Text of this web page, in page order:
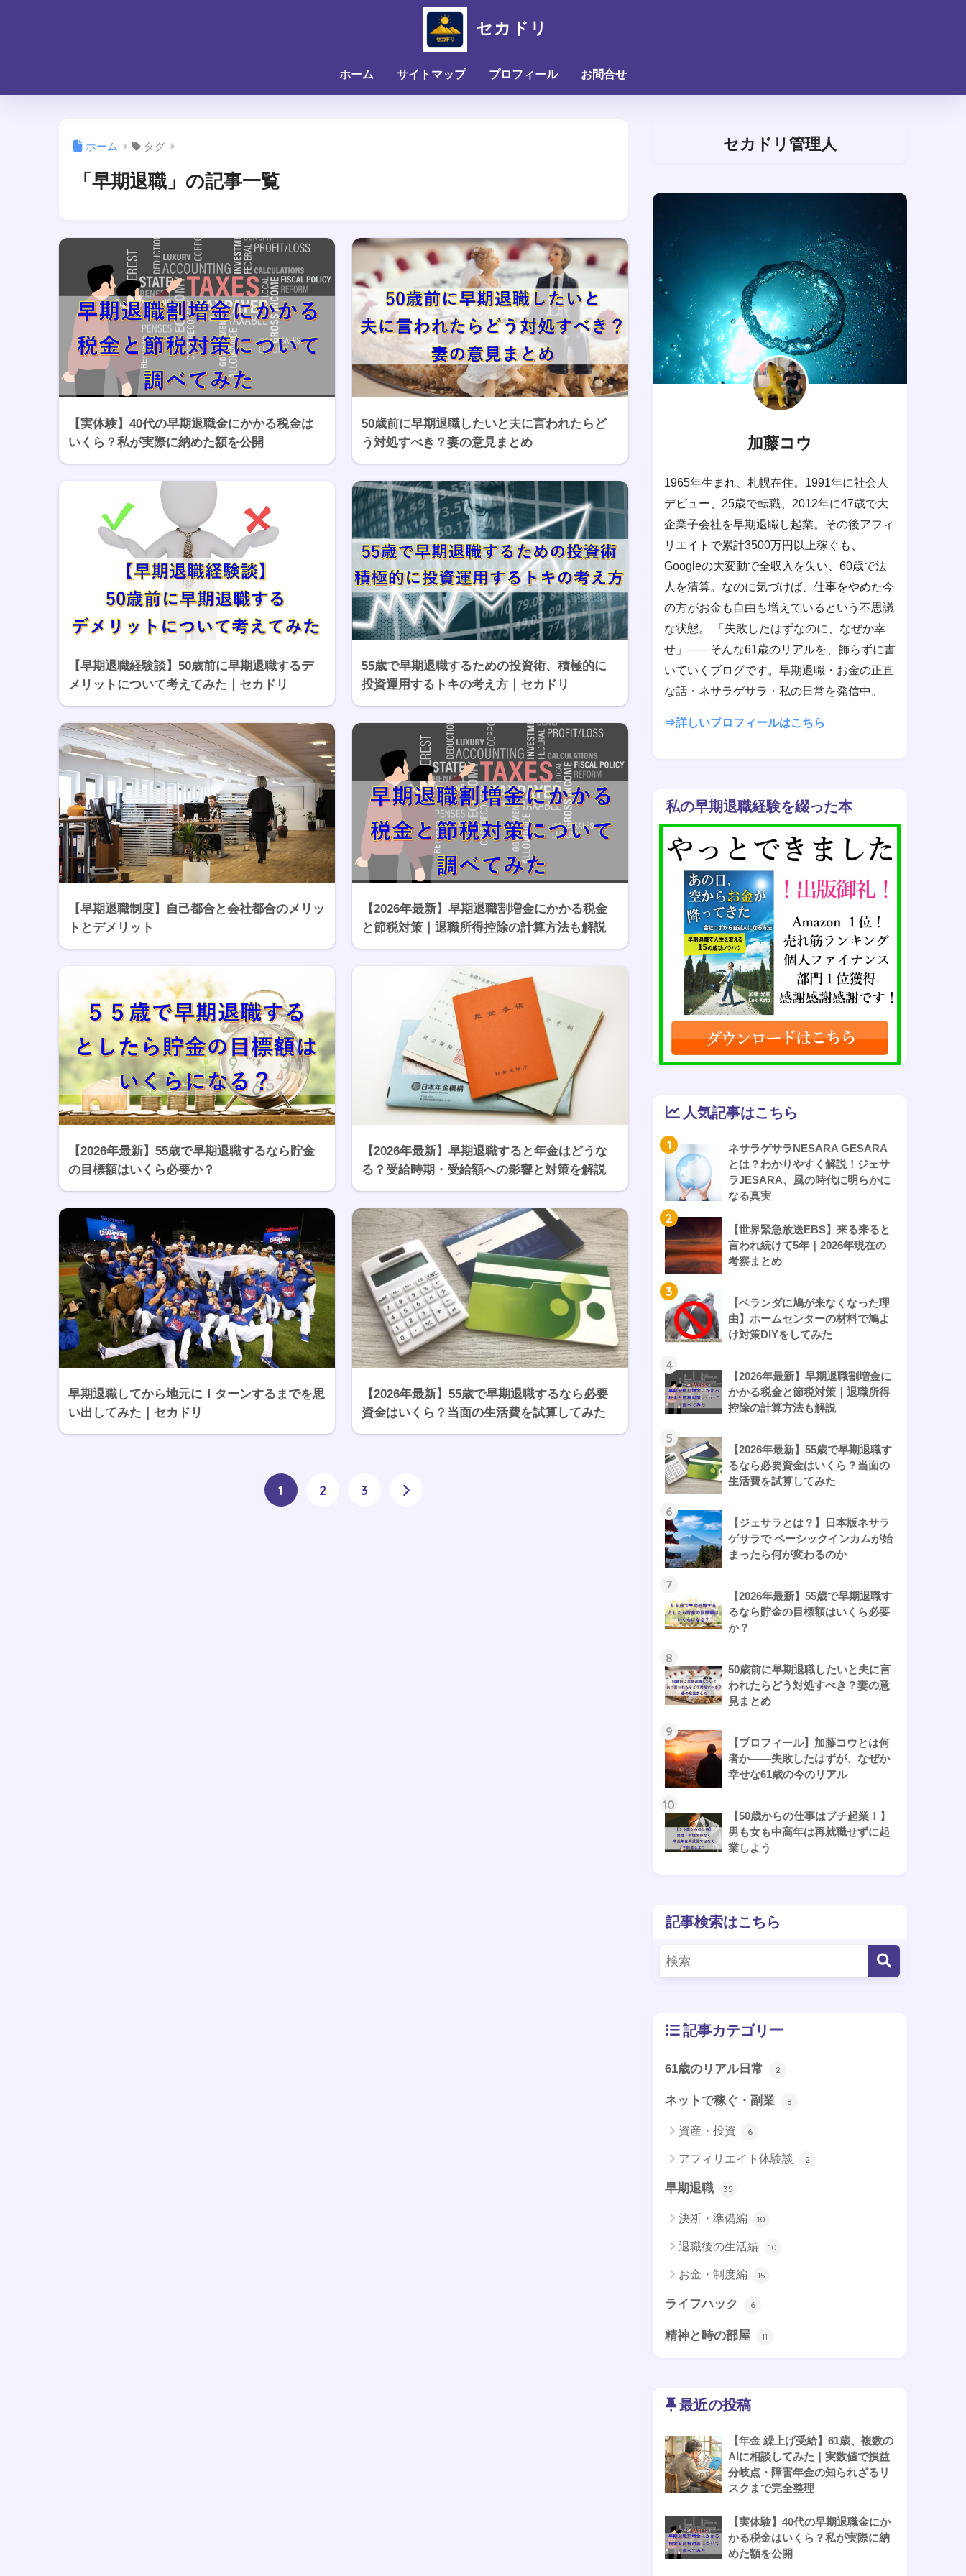
セカドリ
ホーム サイトマップ プロフィール お問合せ
ホーム タグ
「早期退職」の記事一覧
【実体験】40代の早期退職金にかかる税金は
いくら？私が実際に納めた額を公開
50歳前に早期退職したいと夫に言われたらど
う対処すべき？妻の意見まとめ
【早期退職経験談】50歳前に早期退職するデ
メリットについて考えてみた｜セカドリ
55歳で早期退職するための投資術、積極的に
投資運用するトキの考え方｜セカドリ
【早期退職制度】自己都合と会社都合のメリッ
トとデメリット
【2026年最新】早期退職割増金にかかる税金
と節税対策｜退職所得控除の計算方法も解説
【2026年最新】55歳で早期退職するなら貯金
の目標額はいくら必要か？
【2026年最新】早期退職すると年金はどうな
る？受給時期・受給額への影響と対策を解説
早期退職してから地元にＩターンするまでを思
い出してみた｜セカドリ
【2026年最新】55歳で早期退職するなら必要
資金はいくら？当面の生活費を試算してみた
1 2 3
セカドリ管理人
加藤コウ
1965年生まれ、札幌在住。1991年に社会人
デビュー、25歳で転職、2012年に47歳で大
企業子会社を早期退職し起業。その後アフィ
リエイトで累計3500万円以上稼ぐも、
Googleの大変動で全収入を失い、60歳で法
人を清算。なのに気づけば、仕事をやめた今
の方がお金も自由も増えているという不思議
な状態。 「失敗したはずなのに、なぜか幸
せ」——そんな61歳のリアルを、飾らずに書
いていくブログです。早期退職・お金の正直
な話・ネサラゲサラ・私の日常を発信中。
⇒詳しいプロフィールはこちら
私の早期退職経験を綴った本
人気記事はこちら
1
ネサラゲサラNESARA GESARA
とは？わかりやすく解説！ジェサ
ラJESARA、風の時代に明らかに
なる真実
2
【世界緊急放送EBS】来る来ると
言われ続けて5年｜2026年現在の
考察まとめ
3
【ベランダに鳩が来なくなった理
由】ホームセンターの材料で鳩よ
け対策DIYをしてみた
4
【2026年最新】早期退職割増金に
かかる税金と節税対策｜退職所得
控除の計算方法も解説
5
【2026年最新】55歳で早期退職す
るなら必要資金はいくら？当面の
生活費を試算してみた
6
【ジェサラとは？】日本版ネサラ
ゲサラで ベーシックインカムが始
まったら何が変わるのか
7
【2026年最新】55歳で早期退職す
るなら貯金の目標額はいくら必要
か？
8
50歳前に早期退職したいと夫に言
われたらどう対処すべき？妻の意
見まとめ
9
【プロフィール】加藤コウとは何
者か——失敗したはずが、なぜか
幸せな61歳の今のリアル
10
【50歳からの仕事はプチ起業！】
男も女も中高年は再就職せずに起
業しよう
記事検索はこちら
記事カテゴリー
61歳のリアル日常 2
ネットで稼ぐ・副業 8
資産・投資 6
アフィリエイト体験談 2
早期退職 35
決断・準備編 10
退職後の生活編 10
お金・制度編 15
ライフハック 6
精神と時の部屋 11
最近の投稿
【年金 繰上げ受給】61歳、複数の
AIに相談してみた｜実数値で損益
分岐点・障害年金の知られざるリ
スクまで完全整理
【実体験】40代の早期退職金にか
かる税金はいくら？私が実際に納
めた額を公開